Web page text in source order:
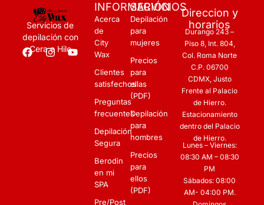
Servicios de
depilación con
Cera e Hilo
INFORMACIÓN
Acerca
de
City
Wax
Clientes
satisfechos
Preguntas
frecuentes
Depilación
Segura
Berodin
en mi
SPA
Pre/Post
SERVICIOS
Depilación
para
mujeres
Precios
para
ellas
(PDF)
Depilación
para
hombres
Precios
para
ellos
(PDF)
Direccion y
horarios
Durango 243 –
Piso 8, Int. 804,
Col. Roma Norte
C.P. 06700
CDMX,Justo
Frente al Palacio
de Hierro.
Estacionamiento
dentro del Palacio
de Hierro.
Lunes – Viernes:
08:30 AM – 08:30
PM
Sábados: 08:00
AM- 04:00 PM.